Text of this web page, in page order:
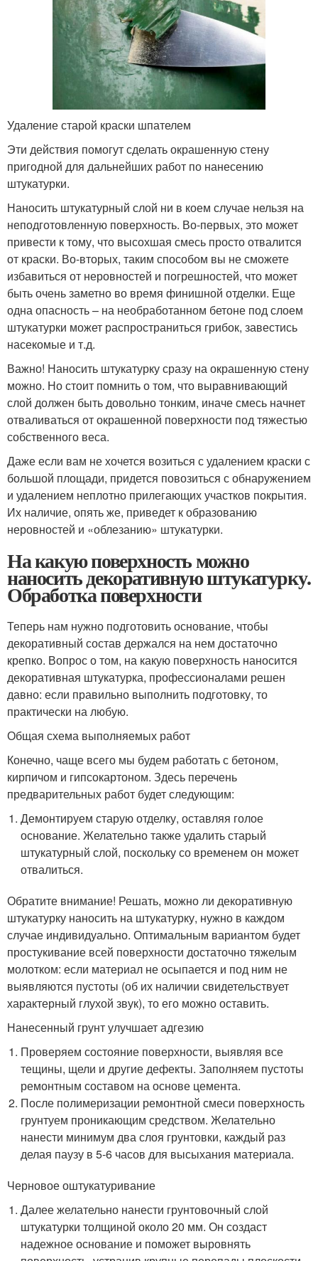
Удаление старой краски шпателем
Эти действия помогут сделать окрашенную стену
пригодной для дальнейших работ по нанесению
штукатурки.
Наносить штукатурный слой ни в коем случае нельзя на
неподготовленную поверхность. Во-первых, это может
привести к тому, что высохшая смесь просто отвалится
от краски. Во-вторых, таким способом вы не сможете
избавиться от неровностей и погрешностей, что может
быть очень заметно во время финишной отделки. Еще
одна опасность – на необработанном бетоне под слоем
штукатурки может распространиться грибок, завестись
насекомые и т.д.
Важно! Наносить штукатурку сразу на окрашенную стену
можно. Но стоит помнить о том, что выравнивающий
слой должен быть довольно тонким, иначе смесь начнет
отваливаться от окрашенной поверхности под тяжестью
собственного веса.
Даже если вам не хочется возиться с удалением краски с
большой площади, придется повозиться с обнаружением
и удалением неплотно прилегающих участков покрытия.
Их наличие, опять же, приведет к образованию
неровностей и «облезанию» штукатурки.
На какую поверхность можно
наносить декоративную штукатурку.
Обработка поверхности
Теперь нам нужно подготовить основание, чтобы
декоративный состав держался на нем достаточно
крепко. Вопрос о том, на какую поверхность наносится
декоративная штукатурка, профессионалами решен
давно: если правильно выполнить подготовку, то
практически на любую.
Общая схема выполняемых работ
Конечно, чаще всего мы будем работать с бетоном,
кирпичом и гипсокартоном. Здесь перечень
предварительных работ будет следующим:
Демонтируем старую отделку, оставляя голое
основание. Желательно также удалить старый
штукатурный слой, поскольку со временем он может
отвалиться.
Обратите внимание! Решать, можно ли декоративную
штукатурку наносить на штукатурку, нужно в каждом
случае индивидуально. Оптимальным вариантом будет
простукивание всей поверхности достаточно тяжелым
молотком: если материал не осыпается и под ним не
выявляются пустоты (об их наличии свидетельствует
характерный глухой звук), то его можно оставить.
Нанесенный грунт улучшает адгезию
Проверяем состояние поверхности, выявляя все
тещины, щели и другие дефекты. Заполняем пустоты
ремонтным составом на основе цемента.
После полимеризации ремонтной смеси поверхность
грунтуем проникающим средством. Желательно
нанести минимум два слоя грунтовки, каждый раз
делая паузу в 5-6 часов для высыхания материала.
Черновое оштукатуривание
Далее желательно нанести грунтовочный слой
штукатурки толщиной около 20 мм. Он создаст
надежное основание и поможет выровнять